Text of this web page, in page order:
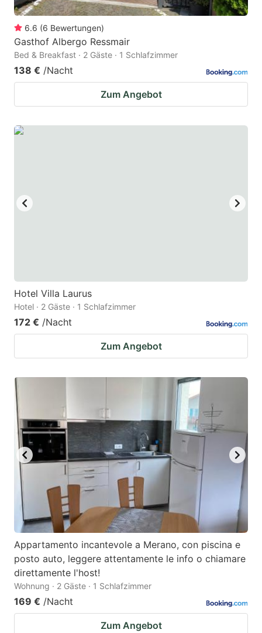
6.6 (6 Bewertungen)
Gasthof Albergo Ressmair
Bed & Breakfast · 2 Gäste · 1 Schlafzimmer
138 € /Nacht
Zum Angebot
Hotel Villa Laurus
Hotel · 2 Gäste · 1 Schlafzimmer
172 € /Nacht
Zum Angebot
Appartamento incantevole a Merano, con piscina e
posto auto, leggere attentamente le info o chiamare
direttamente l'host!
Wohnung · 2 Gäste · 1 Schlafzimmer
169 € /Nacht
Zum Angebot